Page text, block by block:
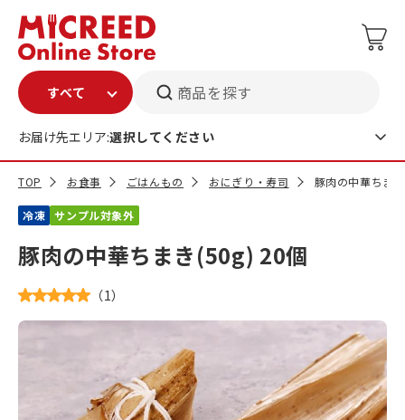
商品を探す
お届け先エリア:選択してください
TOP お食事 ごはんもの おにぎり・寿司 豚肉の中華ちま
冷凍 サンプル対象外
豚肉の中華ちまき(50g) 20個
（1）